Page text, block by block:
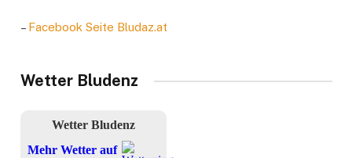
– Facebook Seite Bludaz.at
Wetter Bludenz